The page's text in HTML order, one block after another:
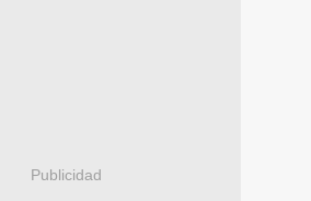
Publicidad